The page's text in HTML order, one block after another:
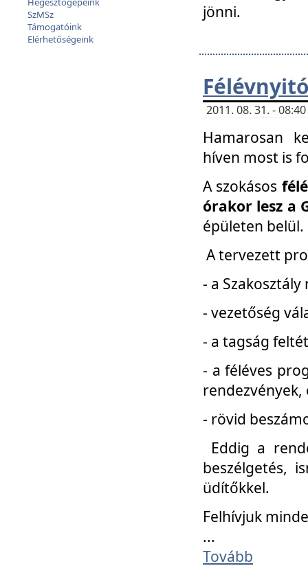
SzMSz
Támogatóink
Elérhetőségeink
jönni.
2011. 08. 31. -
Hamarosan
híven most is
A szokásos
órakor lesz a
épületen belül.
A tervezett
- a
- vezetőség
- a tagság
- a féléves
- rövid
Eddig a
beszélgetés,
üdítőkkel.
Felhívjuk
...
Tovább